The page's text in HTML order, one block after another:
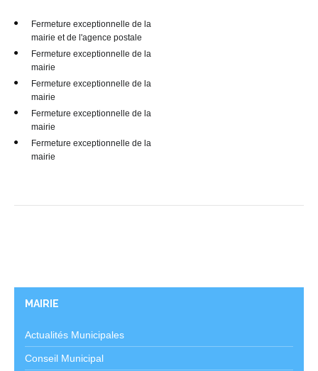
Fermeture exceptionnelle de la
mairie et de l'agence postale
Fermeture exceptionnelle de la
mairie
Fermeture exceptionnelle de la
mairie
Fermeture exceptionnelle de la
mairie
Fermeture exceptionnelle de la
mairie
MAIRIE
Actualités Municipales
Conseil Municipal